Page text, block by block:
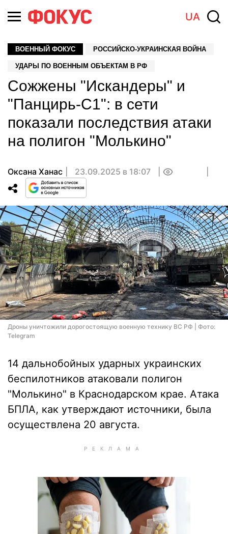
UA
ВОЕННЫЙ ФОКУС РОССИЙСКО-УКРАИНСКАЯ ВОЙНА
УДАРЫ ПО ВОЕННЫМ ОБЪЕКТАМ В РФ
Сожжены "Искандеры" и
"Панцирь-С1": в сети
показали последствия атаки
на полигон "Молькино"
Оксана Ханас 23.09.2025 в 18:07
Дроны уничтожили дорогостоящую военную технику ВС РФ | Фото:
Telegram
14 дальнобойных ударных украинских
беспилотников атаковали полигон
"Молькино" в Краснодарском крае. Атака
БПЛА, как утверждают источники, была
осуществлена 20 августа.